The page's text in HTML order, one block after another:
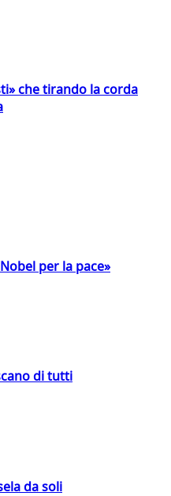
che tirando la corda
per la pace»
di tutti
da soli